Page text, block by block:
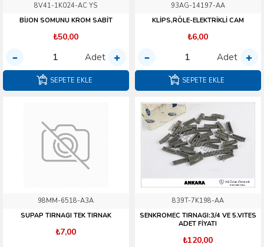
8V41-1K024-AC YS
BİJON SOMUNU KROM SABİT
₺50,00
Adet
SEPETE EKLE
93AG-14197-AA
KLİPS,RÖLE-ELEKTRİKLİ CAM
₺6,00
Adet
SEPETE EKLE
98MM-6518-A3A
SUPAP TIRNAGI TEK TIRNAK
₺7,00
839T-7K198-AA
SENKROMEC TIRNAGI:3/4 VE 5.VITES
ADET FİYATI
₺120,00